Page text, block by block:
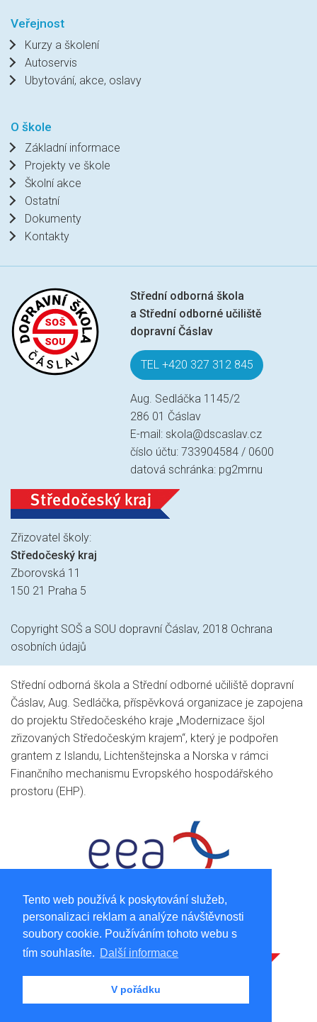
Tento web používá k poskytování služeb,
personalizaci reklam a analýze návštěvnosti
soubory cookie. Používáním tohoto webu s
tím souhlasíte. Další informace
V pořádku
Veřejnost
Kurzy a školení
Autoservis
Ubytování, akce, oslavy
O škole
Základní informace
Projekty ve škole
Školní akce
Ostatní
Dokumenty
Kontakty
Střední odborná škola
a Střední odborné učiliště
dopravní Čáslav
TEL +420 327 312 845
Aug. Sedláčka 1145/2
286 01 Čáslav
E-mail:skola@dscaslav.cz
číslo účtu: 733904584 / 0600
datová schránka: pg2mrnu
Zřizovatel školy:
Středočeský kraj
Zborovská 11
150 21 Praha 5
Copyright SOŠ a SOU dopravní Čáslav, 2018 Ochrana
osobních údajů
Střední odborná škola a Střední odborné učiliště dopravní
Čáslav, Aug. Sedláčka, příspěvková organizace je zapojena
do projektu Středočeského kraje „Modernizace šjol
zřizovaných Středočeským krajem“, který je podpořen
grantem z Islandu, Lichtenštejnska a Norska v rámci
Finančního mechanismu Evropského hospodářského
prostoru (EHP).